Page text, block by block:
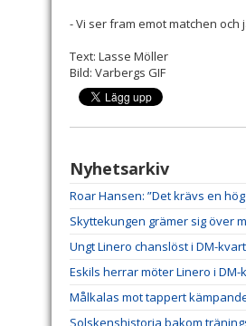
- Vi ser fram emot matchen
Text: Lasse Möller
Bild: Varbergs GIF
Nyhetsarkiv
Roar Hansen: ”Det krävs en
Skyttekungen grämer sig över
Ungt Linero chanslöst i DM-
Eskils herrar möter Linero i
Målkalas mot tappert
Solskenshistoria bakom